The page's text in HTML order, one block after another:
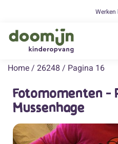
Werken
Home / 26248 / Pagina 16
Fotomomenten -
Mussenhage